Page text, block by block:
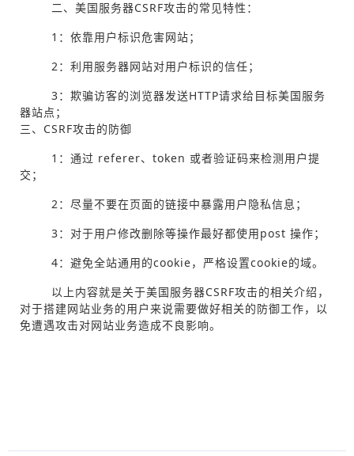
二、美国服务器CSRF攻击的常见特性：
1：依靠用户标识危害网站；
2：利用服务器网站对用户标识的信任；
3：欺骗访客的浏览器发送HTTP请求给目标美国服务
器站点；
三、CSRF攻击的防御
1：通过 referer、token 或者验证码来检测用户提
交；
2：尽量不要在页面的链接中暴露用户隐私信息；
3：对于用户修改删除等操作最好都使用post 操作；
4：避免全站通用的cookie，严格设置cookie的域。
以上内容就是关于美国服务器CSRF攻击的相关介绍，
对于搭建网站业务的用户来说需要做好相关的防御工作，以
免遭遇攻击对网站业务造成不良影响。